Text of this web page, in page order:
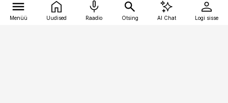
Menüü Uudised Raadio Otsing AI Chat Logi sisse